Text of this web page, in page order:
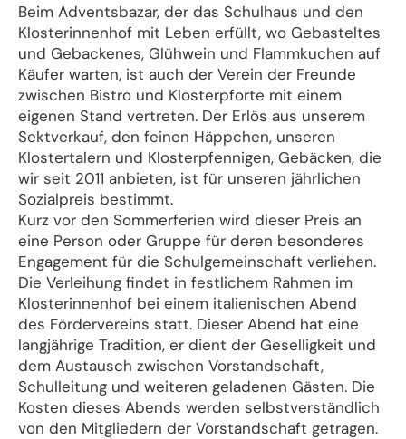
Beim Adventsbazar, der das Schulhaus und den
Klosterinnenhof mit Leben erfüllt, wo Gebasteltes
und Gebackenes, Glühwein und Flammkuchen auf
Käufer warten, ist auch der Verein der Freunde
zwischen Bistro und Klosterpforte mit einem
eigenen Stand vertreten. Der Erlös aus unserem
Sektverkauf, den feinen Häppchen, unseren
Klostertalern und Klosterpfennigen, Gebäcken, die
wir seit 2011 anbieten, ist für unseren jährlichen
Sozialpreis bestimmt.
Kurz vor den Sommerferien wird dieser Preis an
eine Person oder Gruppe für deren besonderes
Engagement für die Schulgemeinschaft verliehen.
Die Verleihung findet in festlichem Rahmen im
Klosterinnenhof bei einem italienischen Abend
des Fördervereins statt. Dieser Abend hat eine
langjährige Tradition, er dient der Geselligkeit und
dem Austausch zwischen Vorstandschaft,
Schulleitung und weiteren geladenen Gästen. Die
Kosten dieses Abends werden selbstverständlich
von den Mitgliedern der Vorstandschaft getragen.